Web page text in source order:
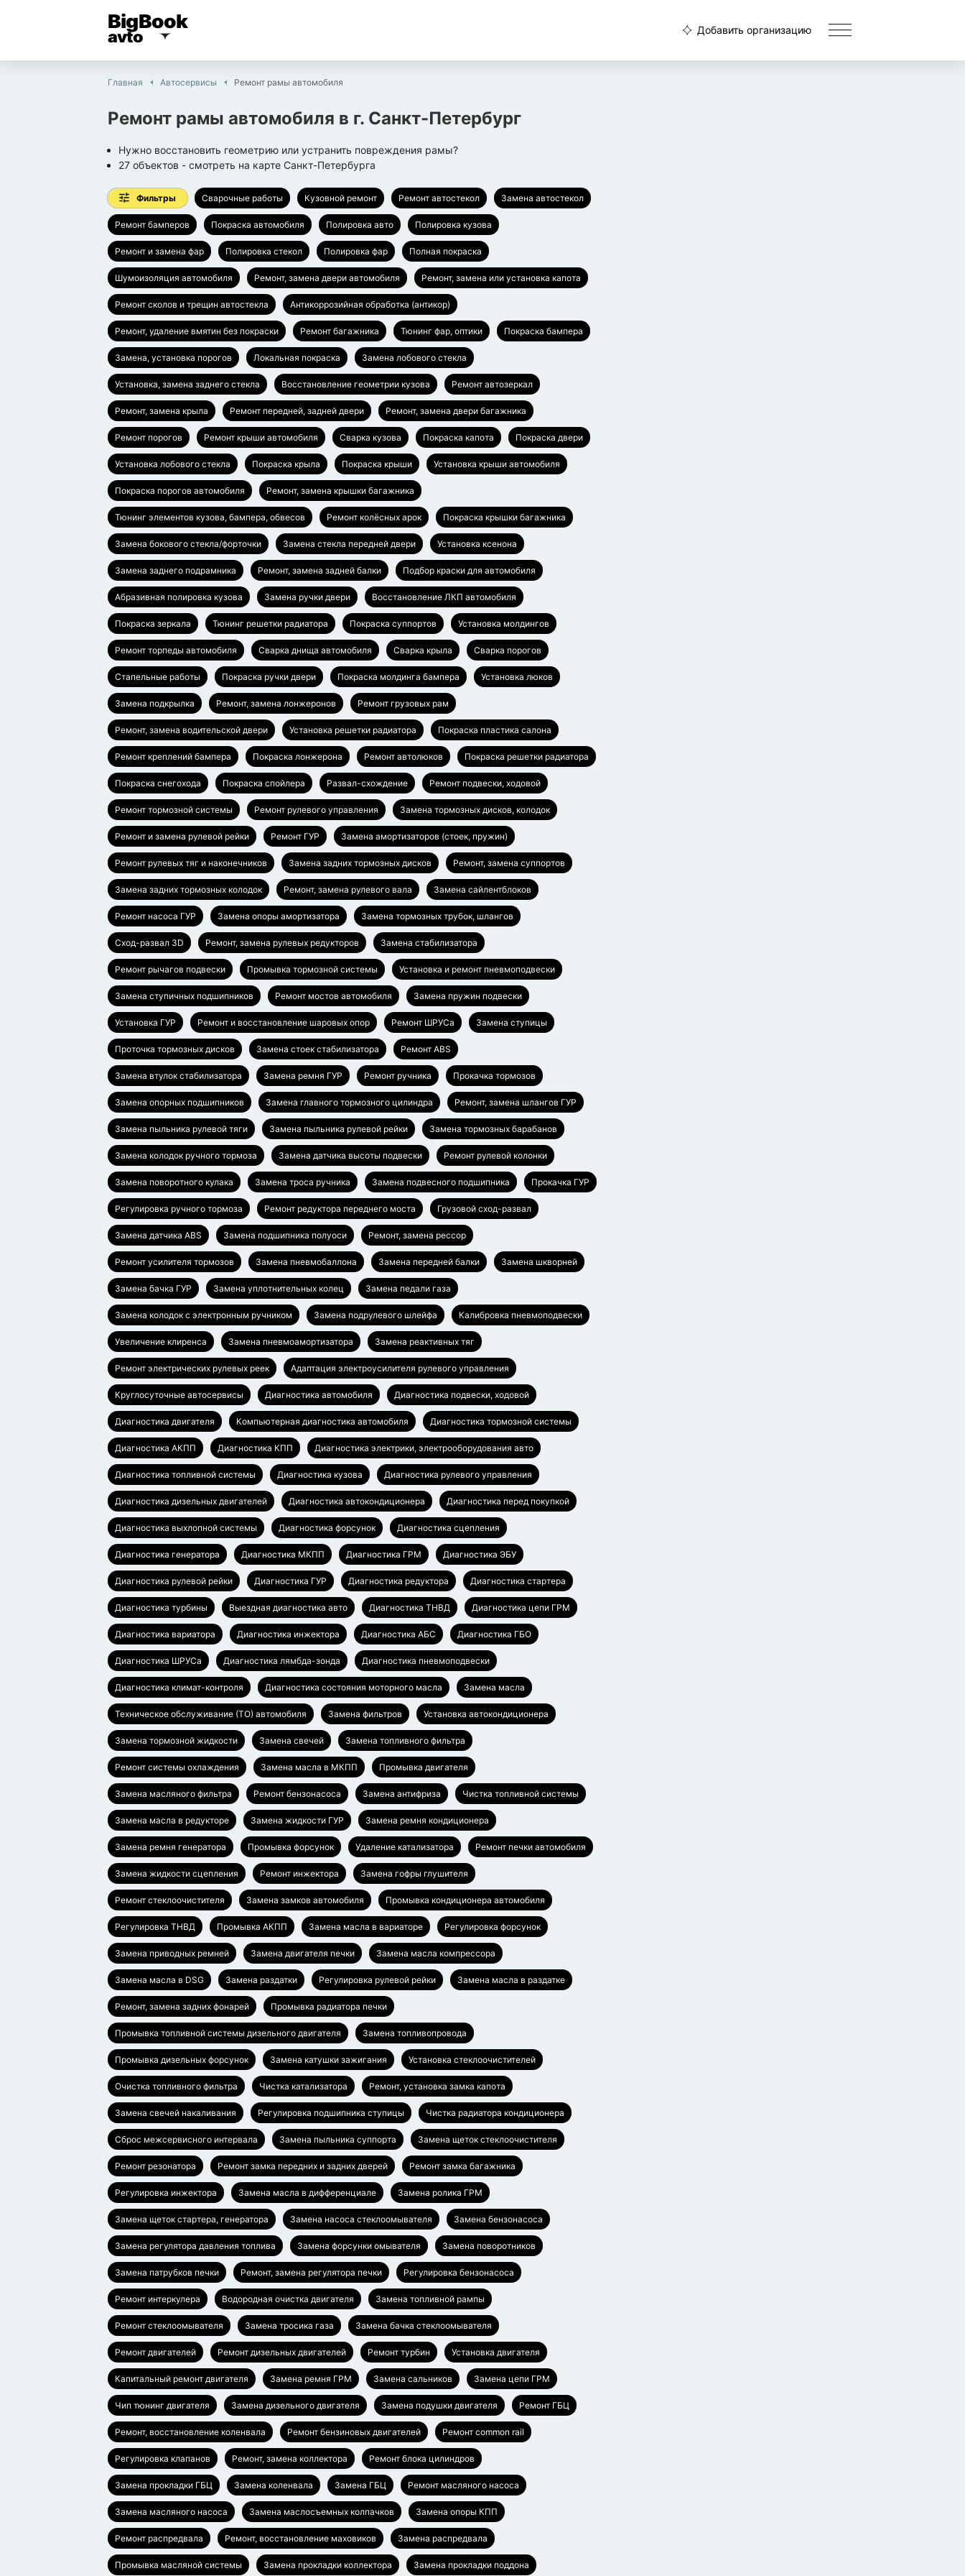
BigBook
avto Добавить организацию
Главная Автосервисы Ремонт рамы автомобиля
Ремонт рамы автомобиля в г. Санкт-Петербург
Нужно восстановить геометрию или устранить повреждения рамы?
27 объектов - смотреть на карте Санкт-Петербурга
Фильтры Сварочные работы Кузовной ремонт Ремонт автостекол Замена автостекол
Ремонт бамперов Покраска автомобиля Полировка авто Полировка кузова
Ремонт и замена фар Полировка стекол Полировка фар Полная покраска
Шумоизоляция автомобиля Ремонт, замена двери автомобиля Ремонт, замена или установка капота
Ремонт сколов и трещин автостекла Антикоррозийная обработка (антикор)
Ремонт, удаление вмятин без покраски Ремонт багажника Тюнинг фар, оптики Покраска бампера
Замена, установка порогов Локальная покраска Замена лобового стекла
Установка, замена заднего стекла Восстановление геометрии кузова Ремонт автозеркал
Ремонт, замена крыла Ремонт передней, задней двери Ремонт, замена двери багажника
Ремонт порогов Ремонт крыши автомобиля Сварка кузова Покраска капота Покраска двери
Установка лобового стекла Покраска крыла Покраска крыши Установка крыши автомобиля
Покраска порогов автомобиля Ремонт, замена крышки багажника
Тюнинг элементов кузова, бампера, обвесов Ремонт колёсных арок Покраска крышки багажника
Замена бокового стекла/форточки Замена стекла передней двери Установка ксенона
Замена заднего подрамника Ремонт, замена задней балки Подбор краски для автомобиля
Абразивная полировка кузова Замена ручки двери Восстановление ЛКП автомобиля
Покраска зеркала Тюнинг решетки радиатора Покраска суппортов Установка молдингов
Ремонт торпеды автомобиля Сварка днища автомобиля Сварка крыла Сварка порогов
Стапельные работы Покраска ручки двери Покраска молдинга бампера Установка люков
Замена подкрылка Ремонт, замена лонжеронов Ремонт грузовых рам
Ремонт, замена водительской двери Установка решетки радиатора Покраска пластика салона
Ремонт креплений бампера Покраска лонжерона Ремонт автолюков Покраска решетки радиатора
Покраска снегохода Покраска спойлера Развал-схождение Ремонт подвески, ходовой
Ремонт тормозной системы Ремонт рулевого управления Замена тормозных дисков, колодок
Ремонт и замена рулевой рейки Ремонт ГУР Замена амортизаторов (стоек, пружин)
Ремонт рулевых тяг и наконечников Замена задних тормозных дисков Ремонт, замена суппортов
Замена задних тормозных колодок Ремонт, замена рулевого вала Замена сайлентблоков
Ремонт насоса ГУР Замена опоры амортизатора Замена тормозных трубок, шлангов
Сход-развал 3D Ремонт, замена рулевых редукторов Замена стабилизатора
Ремонт рычагов подвески Промывка тормозной системы Установка и ремонт пневмоподвески
Замена ступичных подшипников Ремонт мостов автомобиля Замена пружин подвески
Установка ГУР Ремонт и восстановление шаровых опор Ремонт ШРУСа Замена ступицы
Проточка тормозных дисков Замена стоек стабилизатора Ремонт ABS
Замена втулок стабилизатора Замена ремня ГУР Ремонт ручника Прокачка тормозов
Замена опорных подшипников Замена главного тормозного цилиндра Ремонт, замена шлангов ГУР
Замена пыльника рулевой тяги Замена пыльника рулевой рейки Замена тормозных барабанов
Замена колодок ручного тормоза Замена датчика высоты подвески Ремонт рулевой колонки
Замена поворотного кулака Замена троса ручника Замена подвесного подшипника Прокачка ГУР
Регулировка ручного тормоза Ремонт редуктора переднего моста Грузовой сход-развал
Замена датчика ABS Замена подшипника полуоси Ремонт, замена рессор
Ремонт усилителя тормозов Замена пневмобаллона Замена передней балки Замена шкворней
Замена бачка ГУР Замена уплотнительных колец Замена педали газа
Замена колодок с электронным ручником Замена подрулевого шлейфа Калибровка пневмоподвески
Увеличение клиренса Замена пневмоамортизатора Замена реактивных тяг
Ремонт электрических рулевых реек Адаптация электроусилителя рулевого управления
Круглосуточные автосервисы Диагностика автомобиля Диагностика подвески, ходовой
Диагностика двигателя Компьютерная диагностика автомобиля Диагностика тормозной системы
Диагностика АКПП Диагностика КПП Диагностика электрики, электрооборудования авто
Диагностика топливной системы Диагностика кузова Диагностика рулевого управления
Диагностика дизельных двигателей Диагностика автокондиционера Диагностика перед покупкой
Диагностика выхлопной системы Диагностика форсунок Диагностика сцепления
Диагностика генератора Диагностика МКПП Диагностика ГРМ Диагностика ЭБУ
Диагностика рулевой рейки Диагностика ГУР Диагностика редуктора Диагностика стартера
Диагностика турбины Выездная диагностика авто Диагностика ТНВД Диагностика цепи ГРМ
Диагностика вариатора Диагностика инжектора Диагностика АБС Диагностика ГБО
Диагностика ШРУСа Диагностика лямбда-зонда Диагностика пневмоподвески
Диагностика климат-контроля Диагностика состояния моторного масла Замена масла
Техническое обслуживание (ТО) автомобиля Замена фильтров Установка автокондиционера
Замена тормозной жидкости Замена свечей Замена топливного фильтра
Ремонт системы охлаждения Замена масла в МКПП Промывка двигателя
Замена масляного фильтра Ремонт бензонасоса Замена антифриза Чистка топливной системы
Замена масла в редукторе Замена жидкости ГУР Замена ремня кондиционера
Замена ремня генератора Промывка форсунок Удаление катализатора Ремонт печки автомобиля
Замена жидкости сцепления Ремонт инжектора Замена гофры глушителя
Ремонт стеклоочистителя Замена замков автомобиля Промывка кондиционера автомобиля
Регулировка ТНВД Промывка АКПП Замена масла в вариаторе Регулировка форсунок
Замена приводных ремней Замена двигателя печки Замена масла компрессора
Замена масла в DSG Замена раздатки Регулировка рулевой рейки Замена масла в раздатке
Ремонт, замена задних фонарей Промывка радиатора печки
Промывка топливной системы дизельного двигателя Замена топливопровода
Промывка дизельных форсунок Замена катушки зажигания Установка стеклоочистителей
Очистка топливного фильтра Чистка катализатора Ремонт, установка замка капота
Замена свечей накаливания Регулировка подшипника ступицы Чистка радиатора кондиционера
Сброс межсервисного интервала Замена пыльника суппорта Замена щеток стеклоочистителя
Ремонт резонатора Ремонт замка передних и задних дверей Ремонт замка багажника
Регулировка инжектора Замена масла в дифференциале Замена ролика ГРМ
Замена щеток стартера, генератора Замена насоса стеклоомывателя Замена бензонасоса
Замена регулятора давления топлива Замена форсунки омывателя Замена поворотников
Замена патрубков печки Ремонт, замена регулятора печки Регулировка бензонасоса
Ремонт интеркулера Водородная очистка двигателя Замена топливной рампы
Ремонт стеклоомывателя Замена тросика газа Замена бачка стеклоомывателя
Ремонт двигателей Ремонт дизельных двигателей Ремонт турбин Установка двигателя
Капитальный ремонт двигателя Замена ремня ГРМ Замена сальников Замена цепи ГРМ
Чип тюнинг двигателя Замена дизельного двигателя Замена подушки двигателя Ремонт ГБЦ
Ремонт, восстановление коленвала Ремонт бензиновых двигателей Ремонт common rail
Регулировка клапанов Ремонт, замена коллектора Ремонт блока цилиндров
Замена прокладки ГБЦ Замена коленвала Замена ГБЦ Ремонт масляного насоса
Замена масляного насоса Замена маслосъемных колпачков Замена опоры КПП
Ремонт распредвала Ремонт, восстановление маховиков Замена распредвала
Промывка масляной системы Замена прокладки коллектора Замена прокладки поддона